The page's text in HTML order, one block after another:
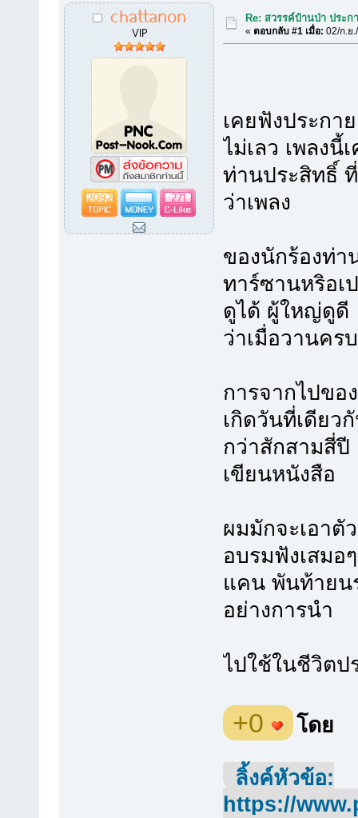
chattanon
VIP
2092 271
Re: สวรรค์บ้านป่า ประก
«ตอบกลับ #1 เมื่อ: 02/ก.ย
เคยฟังประกา
ไม่เลว เพลง
ท่านประสิทธิ์
ว่าเพลง
ของนักร้องท่
ทาร์ซานหริอเ
ดูได้ ผู้ใหญ่ดูดี
ว่าเมื่อวานคร
การจากไปข
เกิดวันที่เดียว
กว่าสักสามสี่
เขียนหนังสือ
ผมมักจะเอาตั
อบรมฟังเสมอ
แคน พันท้ายน
อย่างการนำ
ไปใช้ในชีวิตป
+0 โดย
ลิ้งค์หัวข้อ:
https://